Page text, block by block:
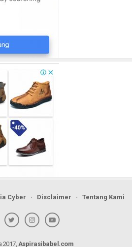
Cyber Disclaimer Tentang Kami
2017, Aspirasibabel.com